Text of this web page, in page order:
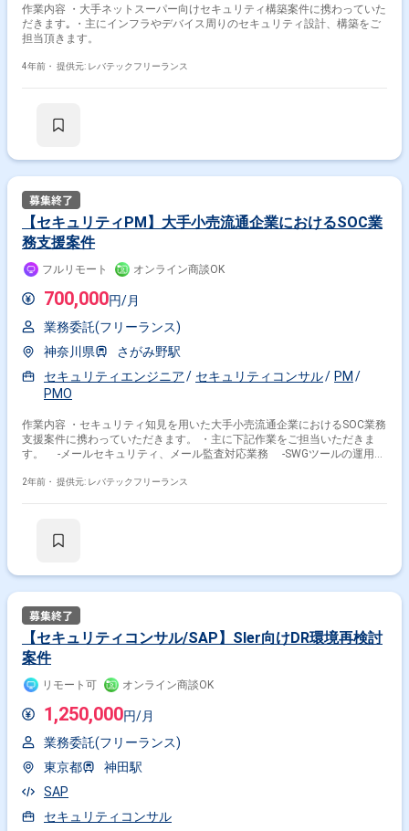
作業内容 ・大手ネットスーパー向けセキュリティ構築案件に携わっていた
だきます｡ ・主にインフラやデバイス周りのセキュリティ設計、構築をご
担当頂きます。
4年前・ 提供元: レバテックフリーランス
【セキュリティPM】大手小売流通企業におけるSOC業
務支援案件
フルリモート オンライン商談OK
700,000円/月
業務委託(フリーランス)
神奈川県
さがみ野駅
セキュリティエンジニア
セキュリティコンサル
PM
PMO
作業内容 ・セキュリティ知見を用いた大手小売流通企業におけるSOC業務
支援案件に携わっていただきます。 ・主に下記作業をご担当いただきま
す。 -メールセキュリティ、メール監査対応業務 -SWGツールの運用管
-脆弱性検査対応における検査ベンダーと調整業務 -PCIDSSに関わる各
2年前・ 提供元: レバテックフリーランス
【セキュリティコンサル/SAP】Sler向けDR環境再検討
案件
リモート可 オンライン商談OK
1,250,000円/月
業務委託(フリーランス)
東京都
神田駅
SAP
セキュリティコンサル